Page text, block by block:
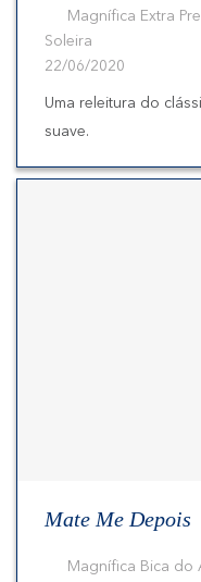
Magnífica Extra
Soleira
22/06/2020
Uma releitura do
suave.
Mate Me Depois
Magnífica Bica do